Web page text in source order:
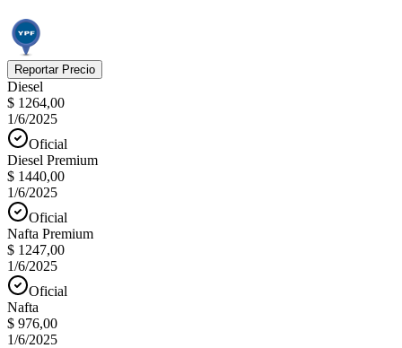
Reportar Precio
Diesel
$ 1264,00
1/6/2025
Oficial
Diesel Premium
$ 1440,00
1/6/2025
Oficial
Nafta Premium
$ 1247,00
1/6/2025
Oficial
Nafta
$ 976,00
1/6/2025